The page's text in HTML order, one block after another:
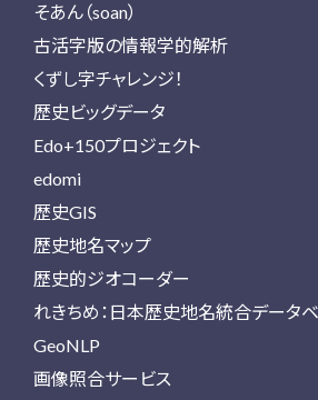
そあん（soan）
古活字版の情報学的解析
くずし字チャレンジ！
歴史ビッグデータ
Edo+150プロジェクト
edomi
歴史GIS
歴史地名マップ
歴史的ジオコーダー
れきちめ：日本歴史地名統合データ
GeoNLP
画像照合サービス